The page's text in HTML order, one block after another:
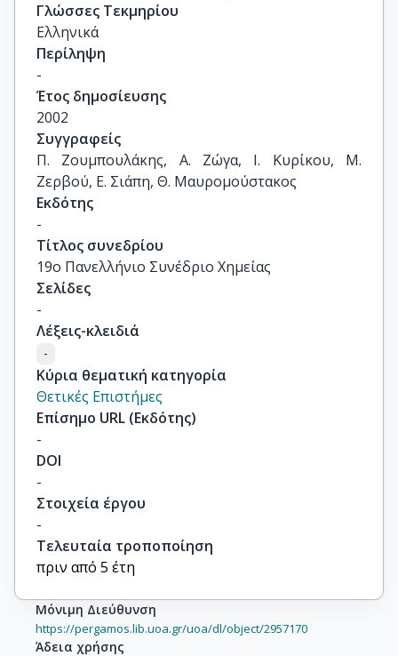
Γλώσσες Τεκμηρίου
Ελληνικά
Περίληψη
-
Έτος δημοσίευσης
2002
Συγγραφείς
Π. Ζουμπουλάκης, Α. Ζώγα, Ι. Κυρίκου, Μ.
Ζερβού, Ε. Σιάπη, Θ. Μαυρομούστακος
Εκδότης
-
Τίτλος συνεδρίου
19ο Πανελλήνιο Συνέδριο Χημείας
Σελίδες
-
Λέξεις-κλειδιά
-
Κύρια θεματική κατηγορία
Θετικές Επιστήμες
Επίσημο URL (Εκδότης)
-
DOI
-
Στοιχεία έργου
-
Τελευταία τροποποίηση
πριν από 5 έτη
Μόνιμη Διεύθυνση
https://pergamos.lib.uoa.gr/uoa/dl/object/2957170
Άδεια χρήσης